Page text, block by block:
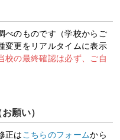
べのものです（学校からご
変更をリアルタイムに表示
校の最終確認は必ず、ご自
願い）
正は こちらのフォームから